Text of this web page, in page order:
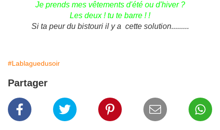
Je prends mes vêtements d'été ou d'hiver ?
Les deux ! tu te barre ! !
Si ta peur du bistouri il y a cette solution.........
#Lablaguedusoir
Partager